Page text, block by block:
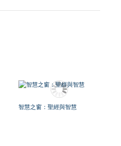
智慧之窗：聖經與智慧